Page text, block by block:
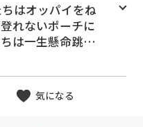
はオッパイをね
れないポーチに
は一生懸命跳び
せん。
ー ＃多頭飼
パピー ＃生後
気になる